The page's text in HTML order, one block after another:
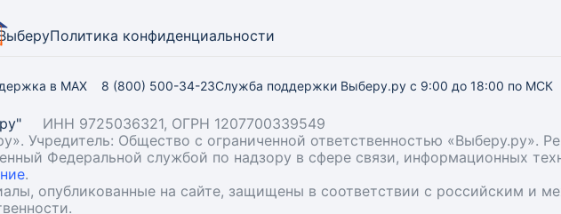
Политика конфиденциальности
в MAX 8 (800) 500-34-23Служба поддержки Выберу.ру с 9:00 до 18:00 по МСК
ИНН 9725036321, ОГРН 1207700339549
Учредитель: Общество с ограниченной ответственностью
Федеральной службой по надзору в сфере связи, информационных
.
опубликованные на сайте, защищены в соответствии с российским и